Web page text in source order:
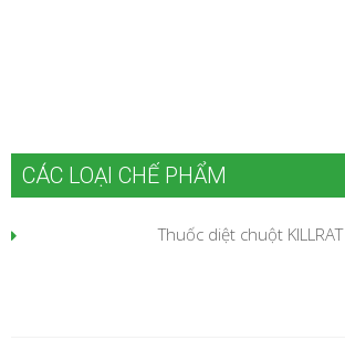
CÁC LOẠI CHẾ PHẨM
Thuốc diệt chuột KILLRAT